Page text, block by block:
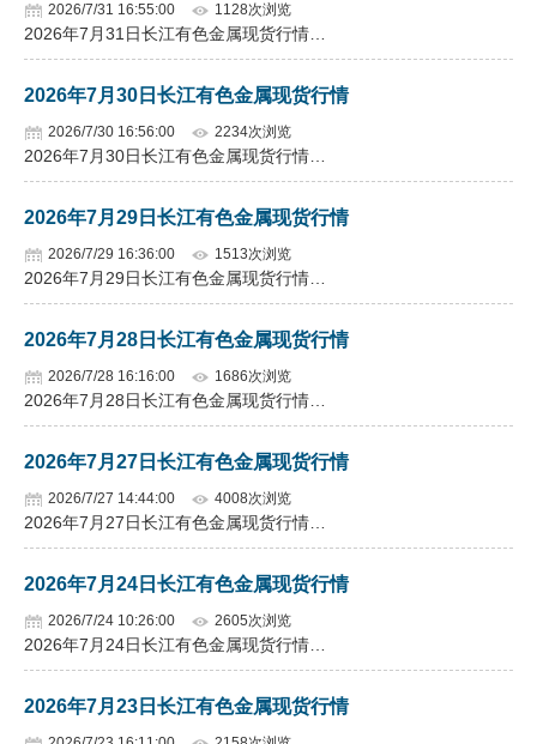
2026/7/31 16:55:00 1128次浏览
2026年7月31日长江有色金属现货行情…
2026年7月30日长江有色金属现货行情
2026/7/30 16:56:00 2234次浏览
2026年7月30日长江有色金属现货行情…
2026年7月29日长江有色金属现货行情
2026/7/29 16:36:00 1513次浏览
2026年7月29日长江有色金属现货行情…
2026年7月28日长江有色金属现货行情
2026/7/28 16:16:00 1686次浏览
2026年7月28日长江有色金属现货行情…
2026年7月27日长江有色金属现货行情
2026/7/27 14:44:00 4008次浏览
2026年7月27日长江有色金属现货行情…
2026年7月24日长江有色金属现货行情
2026/7/24 10:26:00 2605次浏览
2026年7月24日长江有色金属现货行情…
2026年7月23日长江有色金属现货行情